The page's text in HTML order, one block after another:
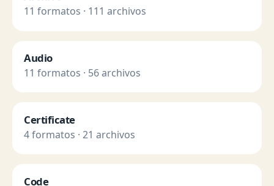
11 formatos · 111 archivos
Audio
11 formatos · 56 archivos
Certificate
4 formatos · 21 archivos
Code